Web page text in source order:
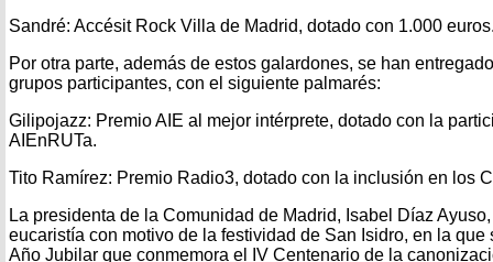
Sandré: Accésit Rock Villa de Madrid, dotado con 1.000
Por otra parte, además de estos galardones, se han
grupos participantes, con el siguiente palmarés:
Gilipojazz: Premio AIE al mejor intérprete, dotado con la
AIEnRUTa.
Tito Ramírez: Premio Radio3, dotado con la inclusión en los
La presidenta de la Comunidad de Madrid, Isabel Díaz
eucaristía con motivo de la festividad de San Isidro, en la
Año Jubilar que conmemora el IV Centenario de la